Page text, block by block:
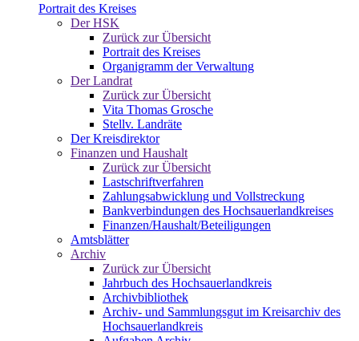
Portrait des Kreises
Der HSK
Zurück zur Übersicht
Portrait des Kreises
Organigramm der Verwaltung
Der Landrat
Zurück zur Übersicht
Vita Thomas Grosche
Stellv. Landräte
Der Kreisdirektor
Finanzen und Haushalt
Zurück zur Übersicht
Lastschriftverfahren
Zahlungsabwicklung und Vollstreckung
Bankverbindungen des Hochsauerlandkreises
Finanzen/Haushalt/Beteiligungen
Amtsblätter
Archiv
Zurück zur Übersicht
Jahrbuch des Hochsauerlandkreis
Archivbibliothek
Archiv- und Sammlungsgut im Kreisarchiv des
Hochsauerlandkreis